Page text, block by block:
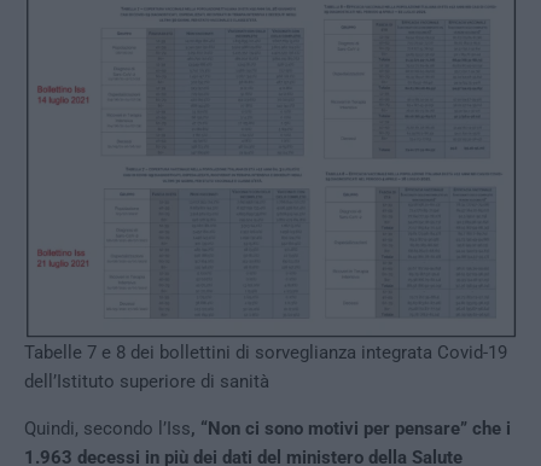
Tabelle 7 e 8 dei bollettini di sorveglianza integrata Covid-19
dell’Istituto superiore di sanità
Quindi, secondo l’Iss, “Non ci sono motivi per pensare” che i
1.963 decessi in più dei dati del ministero della Salute